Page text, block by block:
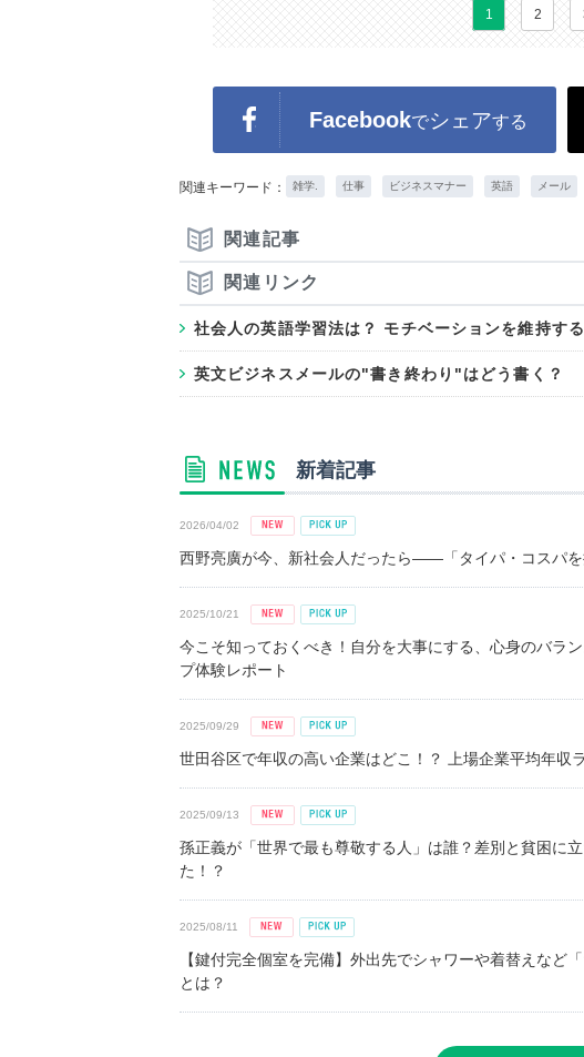
1 2
Facebookでシェアする
関連キーワード： 雑学. 仕事 ビジネスマナー 英語 メール
関連記事
関連リンク
社会人の英語学習法は？ モチベーションを維持す
英文ビジネスメールの"書き終わり"はどう書く？
新着記事
2026/04/02
西野亮廣が今、新社会人だったら――「タイパ・コスパを
2025/10/21
今こそ知っておくべき！自分を大事にする、心身のバラ
プ体験レポート
2025/09/29
世田谷区で年収の高い企業はどこ！？ 上場企業平均年収
2025/09/13
孫正義が「世界で最も尊敬する人」は誰？差別と貧困に
た！？
2025/08/11
【鍵付完全個室を完備】外出先でシャワーや着替えなど
とは？